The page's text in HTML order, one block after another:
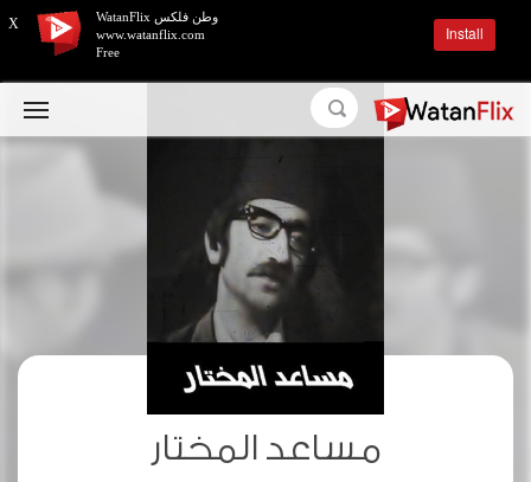
مساعد المختار
X
وطن فلكس WatanFlix
www.watanflix.com
Free
Install